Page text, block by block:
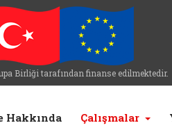
Birliği tarafından finanse edilmektedir.
Hakkında Çalışmalar